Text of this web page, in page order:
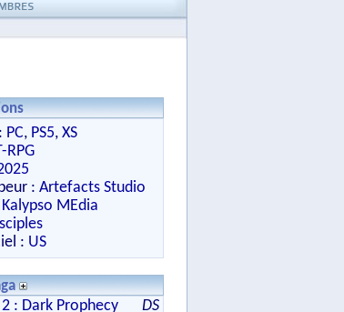
PC, PS5, XS
RPG
: Artefacts Studio
Kalypso MEdia
: US
: Dark Prophecy
DS